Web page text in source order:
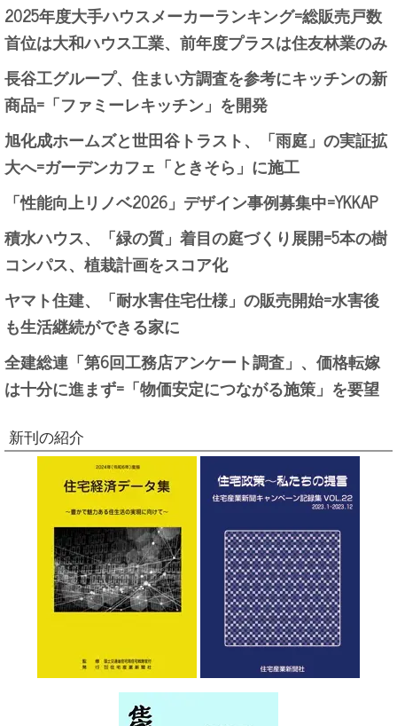
2025年度大手ハウスメーカーランキング=総販売戸数
首位は大和ハウス工業、前年度プラスは住友林業のみ
長谷工グループ、住まい方調査を参考にキッチンの新
商品=「ファミーレキッチン」を開発
旭化成ホームズと世田谷トラスト、「雨庭」の実証拡
大へ=ガーデンカフェ「ときそら」に施工
「性能向上リノベ2026」デザイン事例募集中=YKKAP
積水ハウス、「緑の質」着目の庭づくり展開=5本の樹
コンパス、植栽計画をスコア化
ヤマト住建、「耐水害住宅仕様」の販売開始=水害後
も生活継続ができる家に
全建総連「第6回工務店アンケート調査」、価格転嫁
は十分に進まず=「物価安定につながる施策」を要望
新刊の紹介